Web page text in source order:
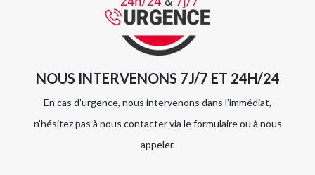
NOUS INTERVENONS 7J/7 ET 24H/24
En cas d’urgence, nous intervenons dans l’immédiat,
n’hésitez pas à nous contacter via le formulaire ou à nous
appeler.